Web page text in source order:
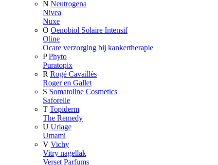
N Neutrogena
Nivea
Nuxe
O Oenobiol Solaire Intensif
Oline
Ocare verzorging bij kankertherapie
P Phyto
Puratopix
R Rogé Cavaillès
Roger en Gallet
S Somatoline Cosmetics
Saforelle
T Topiderm
The Remedy
U Uriage
Umami
V Vichy
Vitry nagellak
Verset Parfums